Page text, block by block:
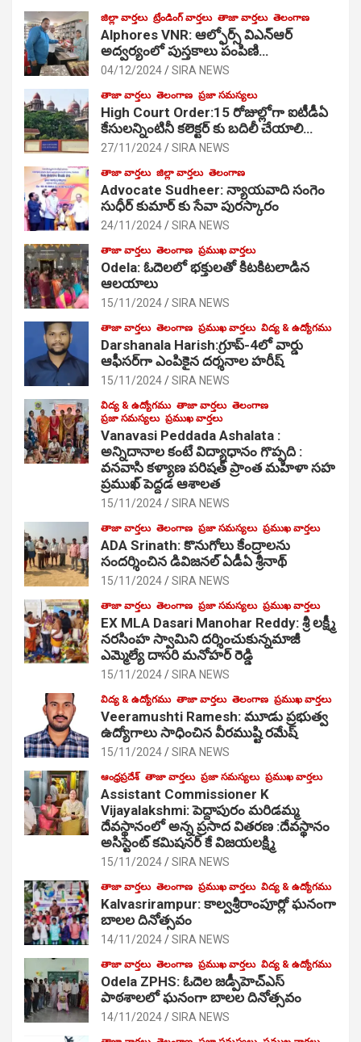
జిల్లా వార్తలు ట్రేండింగ్ వార్తలు తాజా వార్తలు తెలంగాణ
Alphores VNR: ఆల్ఫోర్స్ విఎన్ఆర్
అద్వర్యంలో పుస్తకాలు పంపిణి…
04/12/2024 SIRA NEWS
తాజా వార్తలు తెలంగాణ ప్రజా సమస్యలు
High Court Order:15 రోజుల్లోగా ఐటీడీఏ
కేసులన్నింటినీ కలెక్టర్ కు బదిలీ చేయాలి…
27/11/2024 SIRA NEWS
తాజా వార్తలు జిల్లా వార్తలు తెలంగాణ
Advocate Sudheer: న్యాయవాది సంగెం
సుధీర్ కుమార్ కు సేవా పురస్కారం
24/11/2024 SIRA NEWS
తాజా వార్తలు తెలంగాణ ప్రముఖ వార్తలు
Odela: ఓదెల‌లో భక్తులతో కిటకిటలాడిన
ఆల‌యాలు
15/11/2024 SIRA NEWS
తాజా వార్తలు తెలంగాణ ప్రముఖ వార్తలు విద్య & ఉద్యోగము
Darshanala Harish:గ్రూప్-4లో వార్డు
ఆఫీసర్‌గా ఎంపికైన దర్శనాల హరీష్
15/11/2024 SIRA NEWS
విద్య & ఉద్యోగము తాజా వార్తలు తెలంగాణ
ప్రజా సమస్యలు ప్రముఖ వార్తలు
Vanavasi Peddada Ashalata :
అన్నిదానాల కంటే విద్యాధానం గొప్పది :
వనవాసి కళ్యాణ పరిషత్ ప్రాంత మహిళా సహ
ప్రముఖ్ పెద్దడ ఆశాలత
15/11/2024 SIRA NEWS
తాజా వార్తలు తెలంగాణ ప్రజా సమస్యలు ప్రముఖ వార్తలు
ADA Srinath: కొనుగోలు కేంద్రాల‌ను
సంద‌ర్శించిన డివిజనల్ ఏడీఏ శ్రీనాథ్
15/11/2024 SIRA NEWS
తాజా వార్తలు తెలంగాణ ప్రజా సమస్యలు ప్రముఖ వార్తలు
EX MLA Dasari Manohar Reddy: శ్రీ లక్ష్మీ
నరసింహ స్వామిని దర్శించుకున్నమాజీ
ఎమ్మెల్యే దాసరి మనోహర్ రెడ్డి
15/11/2024 SIRA NEWS
విద్య & ఉద్యోగము తాజా వార్తలు తెలంగాణ ప్రముఖ వార్తలు
Veeramushti Ramesh: మూడు ప్రభుత్వ
ఉద్యోగాలు సాధించిన వీరముష్టి రమేష్
15/11/2024 SIRA NEWS
ఆంధ్రప్రదేశ్ తాజా వార్తలు ప్రజా సమస్యలు ప్రముఖ వార్తలు
Assistant Commissioner K
Vijayalakshmi: పెద్దాపురం మరిడమ్మ
దేవస్థానంలో అన్న ప్రసాద వితరణ :దేవస్థానం
అసిస్టెంట్ కమిషనర్ కే విజయలక్ష్మి
15/11/2024 SIRA NEWS
తాజా వార్తలు తెలంగాణ ప్రముఖ వార్తలు విద్య & ఉద్యోగము
Kalvasrirampur: కాల్వశ్రీరాంపూర్లో ఘనంగా
బాలల దినోత్సవం
14/11/2024 SIRA NEWS
తాజా వార్తలు తెలంగాణ ప్రముఖ వార్తలు విద్య & ఉద్యోగము
Odela ZPHS: ఓదెల జ‌డ్పీహెచ్ఎస్
పాఠ‌శాల‌లో ఘనంగా బాలల దినోత్సవం
14/11/2024 SIRA NEWS